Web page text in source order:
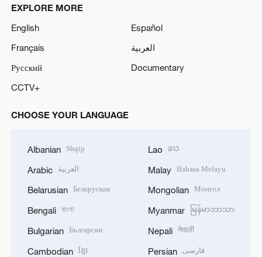
EXPLORE MORE
English
Español
Français
العربية
Русский
Documentary
CCTV+
CHOOSE YOUR LANGUAGE
Albanian Shqip
Arabic العربية
Belarusian Беларуская
Bengali বাংলা
Bulgarian Български
Cambodian ខ្មែរ
Lao ລາວ
Malay Bahasa Melayu
Mongolian Монгол
Myanmar မြန်မာဘာသာ
Nepali नेपाली
Persian فارسی